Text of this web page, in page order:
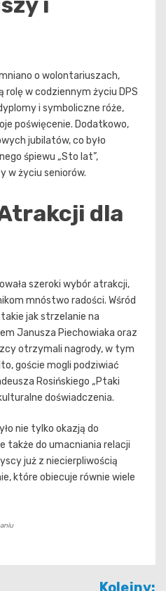
o wolontariuszach,
w codziennym życiu DPS
i symboliczne róże,
poświęcenie. Dodatkowo,
jubilatów, co było
śpiewu „Sto lat”,
w życiu seniorów.
dla
szeroki wybór atrakcji,
mnóstwo radości. Wśród
jak strzelanie na
Janusza Piechowiaka oraz
otrzymali nagrody, w tym
goście mogli podziwiać
Rosińskiego „Ptaki
doświadczenia.
nie tylko okazją do
także do umacniania relacji
już z niecierpliwością
które obiecuje równie wiele
Kolejny: